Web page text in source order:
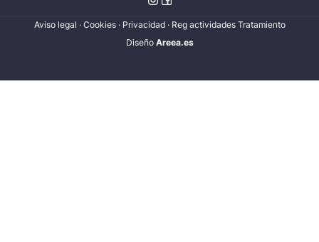
Aviso legal · Cookies· Privacidad · Reg actividades Tratamiento
Diseño Areea.es